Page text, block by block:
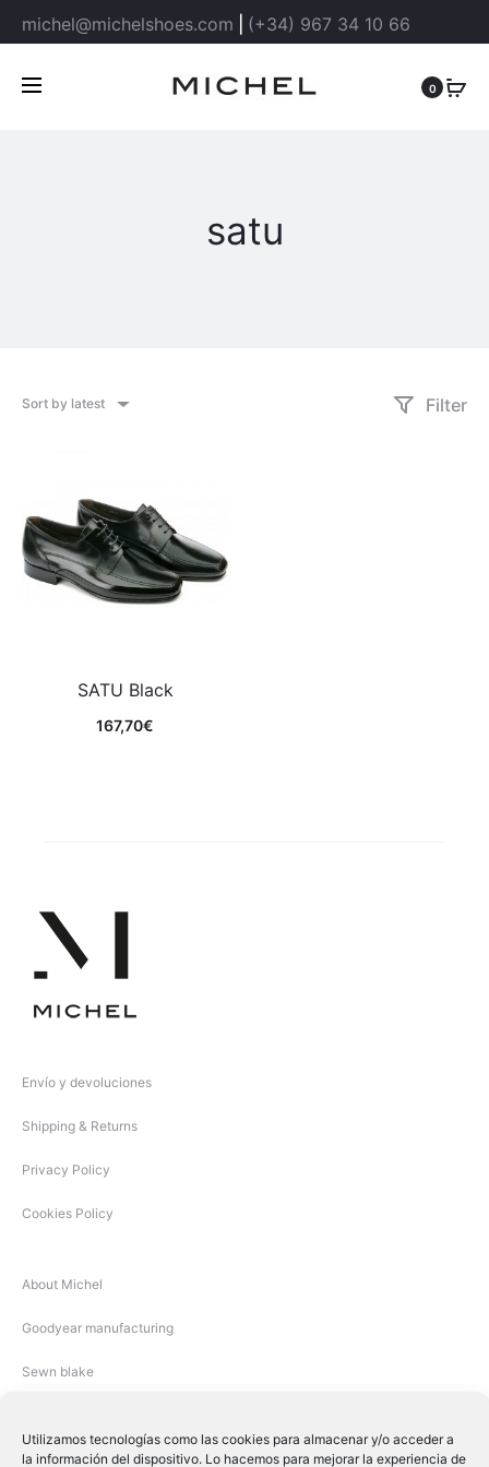
Utilizamos tecnologías como las cookies para almacenar y/o acceder a
la información del dispositivo. Lo hacemos para mejorar la experiencia de
michel@michelshoes.com (+34) 967 34 10 66
0
satu
Sort by latest Filter
SATU Black
167,70€
Envío y devoluciones
Shipping & Returns
Privacy Policy
Cookies Policy
About Michel
Goodyear manufacturing
Sewn blake